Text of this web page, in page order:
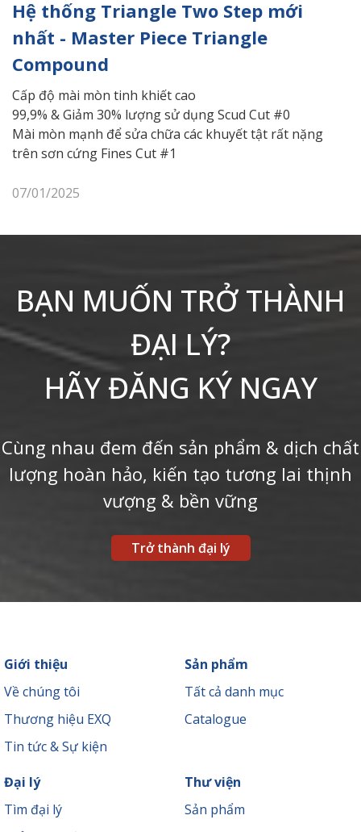
Hệ thống Triangle Two Step mới
nhất - Master Piece Triangle
Compound
Cấp độ mài mòn tinh khiết cao
99,9% & Giảm 30% lượng sử dụng Scud Cut #0
Mài mòn mạnh để sửa chữa các khuyết tật rất nặng
trên sơn cứng Fines Cut #1
07/01/2025
BẠN MUỐN TRỞ THÀNH
ĐẠI LÝ?
HÃY ĐĂNG KÝ NGAY
Cùng nhau đem đến sản phẩm & dịch chất
lượng hoàn hảo, kiến tạo tương lai thịnh
vượng & bền vững
Trở thành đại lý
Giới thiệu
Về chúng tôi
Thương hiệu EXQ
Tin tức & Sự kiện
Sản phẩm
Tất cả danh mục
Catalogue
Đại lý
Tìm đại lý
Thư viện
Sản phẩm